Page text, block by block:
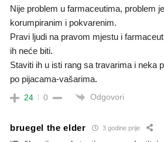
Nije problem u farmaceutima, problem
korumpiranim i pokvarenim.
Pravi ljudi na pravom mjestu i
ih neće biti.
Staviti ih u isti rang sa travarima i neka
po pijacama-vašarima.
24 0 Odgovori
bruegel the elder 3 godine prije